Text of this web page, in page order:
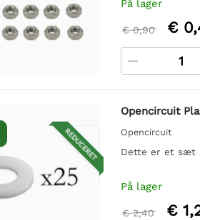
På lager
€ 0,90 €
REDUCERET
Opencircuit
Opencircuit
Dette er et sæt
På lager
€ 2,40 €